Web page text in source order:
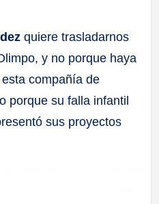
quiere trasladarnos
y no porque haya
compañía de
porque su falla infantil
sus proyectos